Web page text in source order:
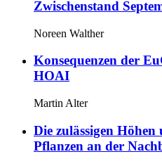
Zwischenstand
Noreen Walther
Konsequenzen der
HOAI
Martin Alter
Die zulässigen
Pflanzen an der